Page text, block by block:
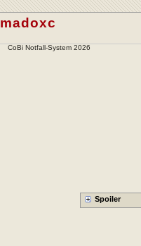
madoxc
CoBi Notfall-System 2026